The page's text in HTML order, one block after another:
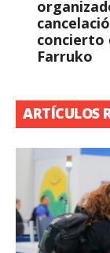
concierto
Farruko
ARTÍCULOS